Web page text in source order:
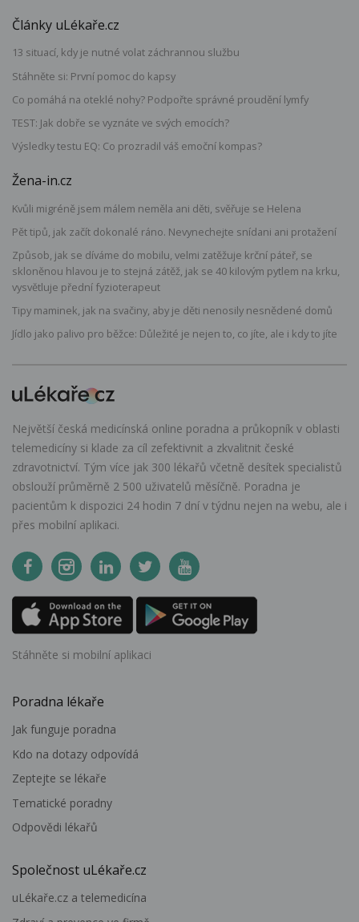
Články uLékaře.cz
13 situací, kdy je nutné volat záchrannou službu
Stáhněte si: První pomoc do kapsy
Co pomáhá na oteklé nohy? Podpořte správné proudění lymfy
TEST: Jak dobře se vyznáte ve svých emocích?
Výsledky testu EQ: Co prozradil váš emoční kompas?
Žena-in.cz
Kvůli migréně jsem málem neměla ani děti, svěřuje se Helena
Pět tipů, jak začít dokonalé ráno. Nevynechejte snídani ani protažení
Způsob, jak se díváme do mobilu, velmi zatěžuje krční páteř, se
skloněnou hlavou je to stejná zátěž, jak se 40 kilovým pytlem na krku,
vysvětluje přední fyzioterapeut
Tipy maminek, jak na svačiny, aby je děti nenosily nesnědené domů
Jídlo jako palivo pro běžce: Důležité je nejen to, co jíte, ale i kdy to jíte
Největší česká medicínská online poradna a průkopník v oblasti
telemedicíny si klade za cíl zefektivnit a zkvalitnit české
zdravotnictví. Tým více jak 300 lékařů včetně desítek specialistů
obslouží průměrně 2 500 uživatelů měsíčně. Poradna je
pacientům k dispozici 24 hodin 7 dní v týdnu nejen na webu, ale i
přes mobilní aplikaci.
Stáhněte si mobilní aplikaci
Poradna lékaře
Jak funguje poradna
Kdo na dotazy odpovídá
Zeptejte se lékaře
Tematické poradny
Odpovědi lékařů
Společnost uLékaře.cz
uLékaře.cz a telemedicína